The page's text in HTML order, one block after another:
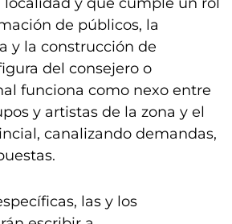
de públicos, la
y la construcción de
del consejero o
funciona como nexo entre
y artistas de la zona y el
canalizando demandas,
las y los